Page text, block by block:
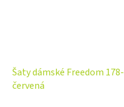
Šaty dámské Freedom 178-
červená